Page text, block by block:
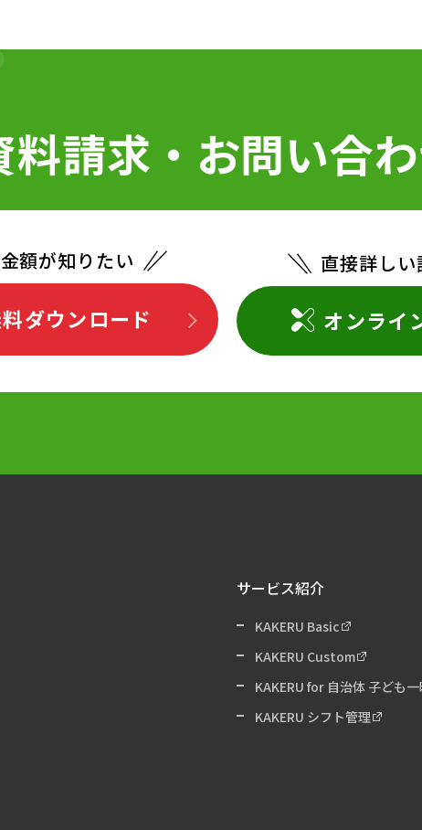
料請求・お問い合
額が知りたい
ダウンロード
直接詳し
オンライ
サービス紹介
KAKERU Basic
KAKERU Custom
KAKERU for 自治体 子ども
KAKERU シフト管理